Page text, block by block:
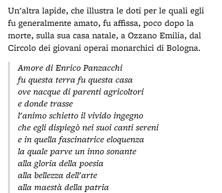
Un'altra lapide, che illustra le doti per le quali egli
fu generalmente amato, fu affissa, poco dopo la
morte, sulla sua casa natale, a Ozzano Emilia, dal
Circolo dei giovani operai monarchici di Bologna.
Amore di Enrico Panzacchi
fu questa terra fu questa casa
ove nacque di parenti agricoltori
e donde trasse
l'animo schietto il vivido ingegno
che egli dispiegò nei suoi canti sereni
e in quella fascinatrice eloquenza
la quale parve un inno sonante
alla gloria della poesia
alla bellezza dell'arte
alla maestà della patria